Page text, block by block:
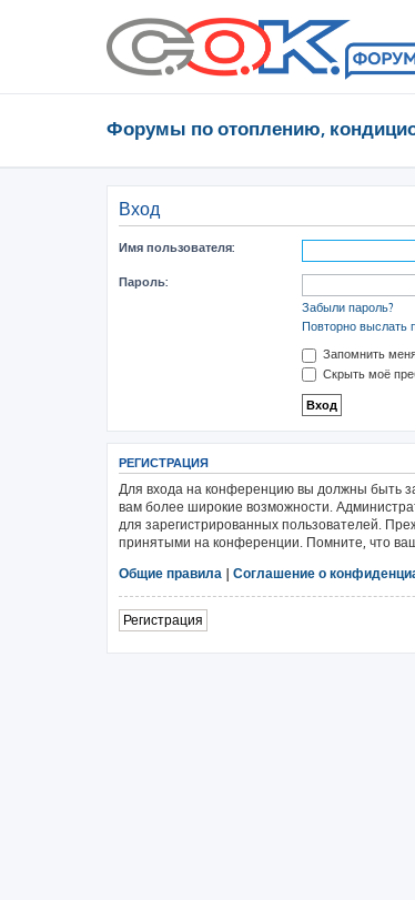
Форумы по отоплению,
Вход
Имя пользователя:
Пароль:
Забыли пароль?
Повторно выслать
Запомнить
Скрыть моё
РЕГИСТРАЦИЯ
Для входа на конференцию вы должны быть
вам более широкие возможности.
для зарегистрированных пользователей.
принятыми на конференции. Помните, что
Общие правила | Соглашение о
Регистрация